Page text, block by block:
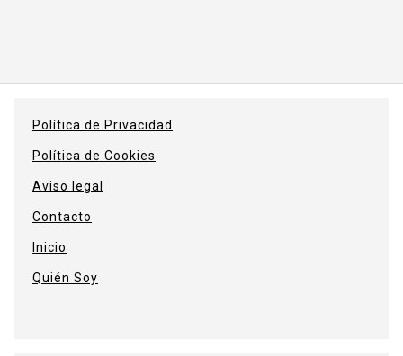
Política de Privacidad
Política de Cookies
Aviso legal
Contacto
Inicio
Quién Soy